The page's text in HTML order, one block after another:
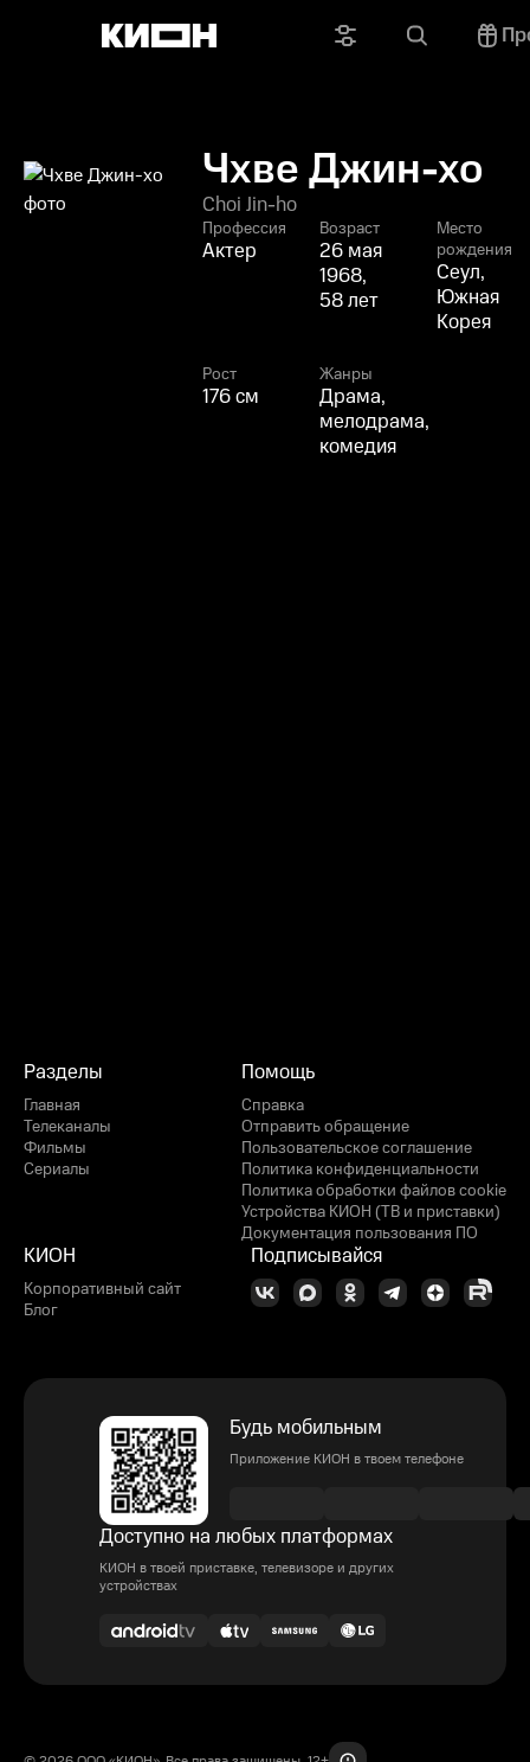
Чхве Джин-хо
Choi Jin-ho
Профессия
Актер
Возраст
26 мая
1968,
58 лет
Место
рождения
Сеул,
Южная
Корея
Рост
176 см
Жанры
Драма,
мелодрама,
комедия
Разделы
Главная
Телеканалы
Фильмы
Сериалы
Помощь
Справка
Отправить обращение
Пользовательское соглашение
Политика конфиденциальности
Политика обработки файлов cookie
Устройства КИОН (ТВ и приставки)
Документация пользования ПО
КИОН
Корпоративный сайт
Блог
Подписывайся
Будь мобильным
Приложение КИОН в твоем телефоне
Доступно на любых платформах
КИОН в твоей приставке, телевизоре и других
устройствах